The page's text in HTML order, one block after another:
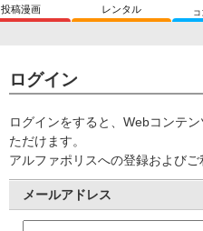
投稿漫画 レンタル
ログイン
ログインをすると、Webコンテ
ただけます。
アルファポリスへの登録およびご
メールアドレス